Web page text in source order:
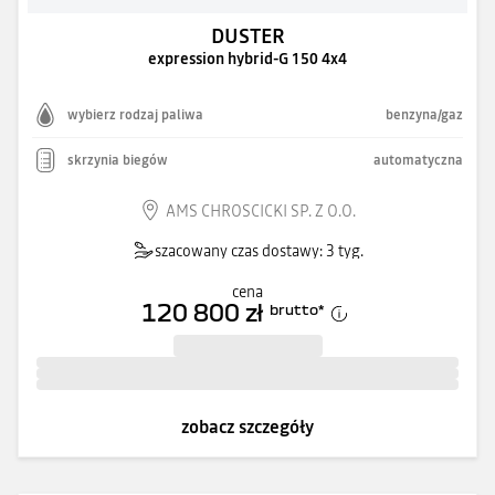
DUSTER
expression hybrid-G 150 4x4
wybierz rodzaj paliwa benzyna/gaz
skrzynia biegów automatyczna
AMS CHROSCICKI SP. Z O.O.
szacowany czas dostawy: 3 tyg.
cena
120 800 zł brutto*
zobacz szczegóły